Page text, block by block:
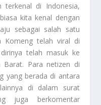
terkenal di Indonesia,
kita kenal dengan
sebagai salah satu
Komeng telah viral di
telah masuk ke
Para netizen di
yang berada di antara
di dalam surat
juga berkomentar